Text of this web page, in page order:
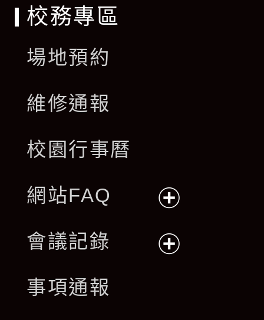
校務專區
場地預約
維修通報
校園行事曆
網站FAQ
開
會議記錄
事項通報